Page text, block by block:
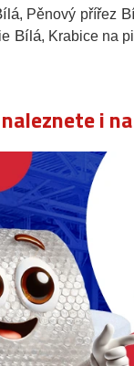
, Pěnový přířez
Bílá, Krabice na
i